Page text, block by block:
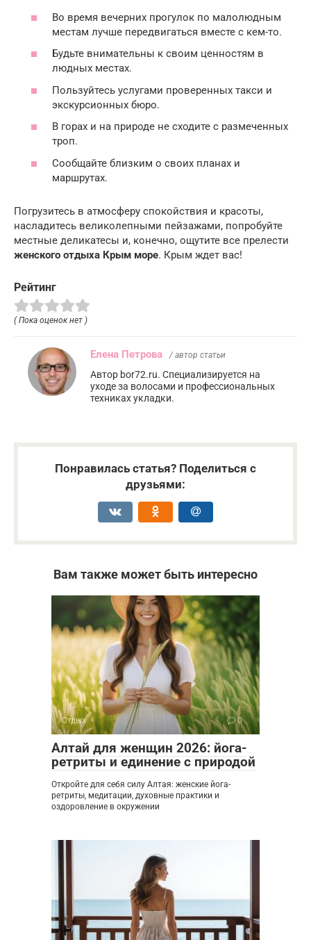
Во время вечерних прогулок по малолюдным
местам лучше передвигаться вместе с кем-то.
Будьте внимательны к своим ценностям в
людных местах.
Пользуйтесь услугами проверенных такси и
экскурсионных бюро.
В горах и на природе не сходите с размеченных
троп.
Сообщайте близким о своих планах и
маршрутах.
Погрузитесь в атмосферу спокойствия и красоты,
насладитесь великолепными пейзажами, попробуйте
местные деликатесы и, конечно, ощутите все прелести
женского отдыха Крым море. Крым ждет вас!
Рейтинг
( Пока оценок нет )
Елена Петрова / автор статьи
Автор bor72.ru. Специализируется на
уходе за волосами и профессиональных
техниках укладки.
Понравилась статья? Поделиться с
друзьями:
Вам также может быть интересно
Отдых 0
Алтай для женщин 2026: йога-
ретриты и единение с природой
Откройте для себя силу Алтая: женские йога-
ретриты, медитации, духовные практики и
оздоровление в окружении